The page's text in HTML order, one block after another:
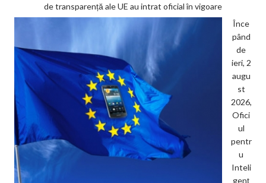
de transparență ale UE au intrat oficial în vigoare
Înce
pând
de
ieri, 2
augu
st
2026,
Ofici
ul
pentr
u
Inteli
genț